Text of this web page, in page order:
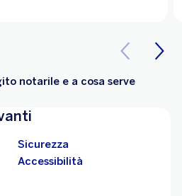
notarile e a cosa serve
Sicurezza
Accessibilità